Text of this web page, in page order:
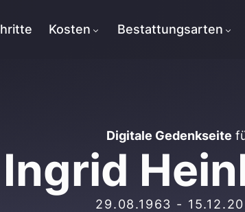
Kosten Bestattungsarten
Digitale Gedenkseite
Ingrid
29.08.1963 -